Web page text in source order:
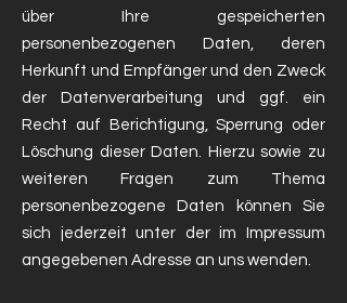
über Ihre gespeicherten
personenbezogenen Daten, deren
Herkunft und Empfänger und den Zweck
der Datenverarbeitung und ggf. ein
Recht auf Berichtigung, Sperrung oder
Löschung dieser Daten. Hierzu sowie zu
weiteren Fragen zum Thema
personenbezogene Daten können Sie
sich jederzeit unter der im Impressum
angegebenen Adresse an uns wenden.